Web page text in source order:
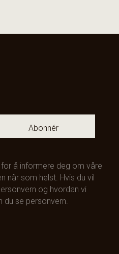
Abonnér
å informere deg om våre
når som helst. Hvis du vil
og hvordan vi
du se personvern.